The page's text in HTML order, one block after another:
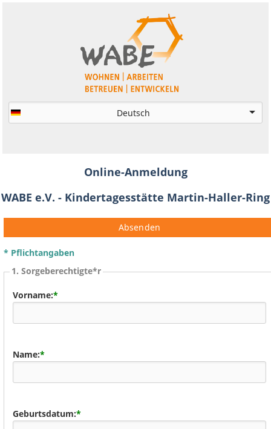
Online-Anmeldung
WABE e.V. - Kindertagesstätte Martin-Haller-Ring
Absenden
* Pflichtangaben
1. Sorgeberechtigte*r
Vorname:*
Name:*
Geburtsdatum:*